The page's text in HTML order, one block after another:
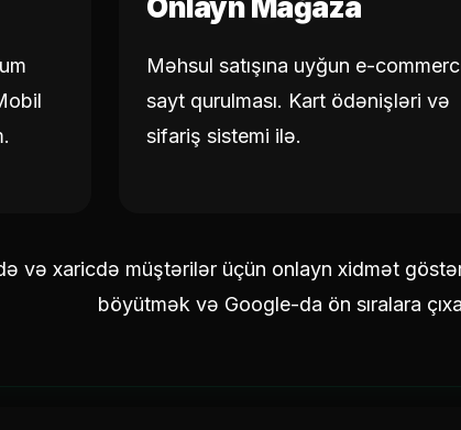
Onlayn Mağaza
Məhsul satışına uyğun e-
sayt qurulması. Kart ödənişləri və
sifariş sistemi ilə.
və xaricdə müştərilər üçün onlayn xidmət
böyütmək və Google-da ön sıralara